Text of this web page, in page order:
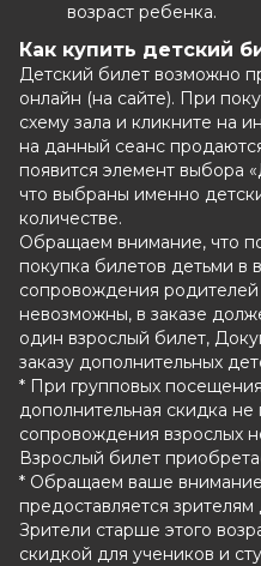
возраст ребенка.
Как купить детский
Детский билет возможно
онлайн (на сайте). При
схему зала и кликните на
на данный сеанс
появится элемент выбора
что выбраны именно
количестве.
Обращаем внимание, что
покупка билетов детьми в
сопровождения
невозможны, в заказе
один взрослый билет,
заказу дополнительных
* При групповых
дополнительная скидка
сопровождения взрослых
Взрослый билет
* Обращаем ваше
предоставляется
Зрители старше этого
скидкой для учеников и